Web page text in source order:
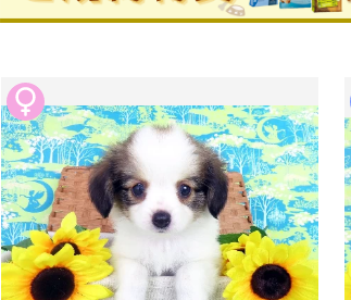
ブリーダーからの紹介文
父　ニルギリ　イギリスチャンピオンアークの血統
母　ホリー
成長時の予想体重は3.5～5キロ
7/25現在の体重は3.985ｋｇです。